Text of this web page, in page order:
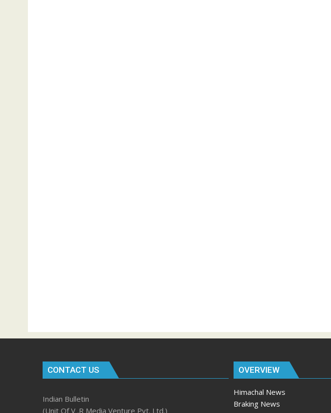
CONTACT US
Indian Bulletin
(Unit Of V .R Media Venture Pvt. Ltd.)
OVERVIEW
Himachal News
Braking News